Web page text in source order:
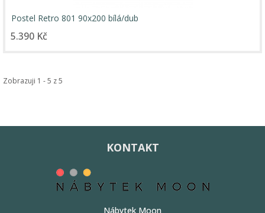
Postel Retro 801 90x200 bílá/dub
5.390 Kč
Zobrazuji 1 - 5 z 5
KONTAKT
Nábytek Moon